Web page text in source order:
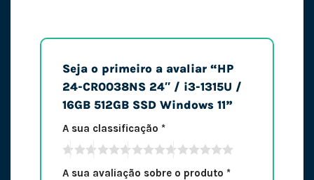
Seja o primeiro a avaliar “HP
24-CR0038NS 24″ / i3-1315U /
16GB 512GB SSD Windows 11”
A sua classificação *
A sua avaliação sobre o produto *